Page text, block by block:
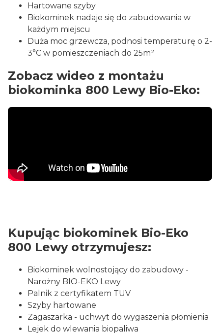
Hartowane szyby
Biokominek nadaje się do zabudowania w
każdym miejscu
Duża moc grzewcza, podnosi temperaturę o 2-
3°C w pomieszczeniach do 25m²
Zobacz wideo z montażu
biokominka 800 Lewy Bio-Eko:
Kupując biokominek Bio-Eko
800 Lewy otrzymujesz:
Biokominek wolnostojący do zabudowy -
Narożny BIO-EKO Lewy
Palnik z certyfikatem TUV
Szyby hartowane
Zagaszarka - uchwyt do wygaszenia płomienia
Lejek do wlewania biopaliwa